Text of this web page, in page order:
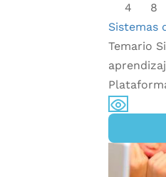
4
8
Sistemas
Temario